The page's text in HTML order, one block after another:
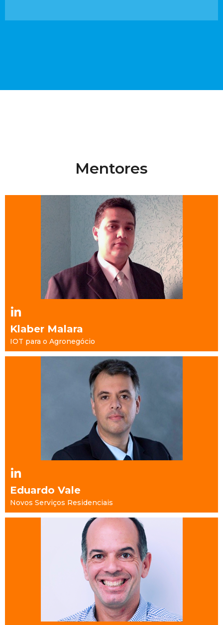
Mentores
Klaber Malara
IOT para o Agronegócio
Eduardo Vale
Novos Serviços Residenciais